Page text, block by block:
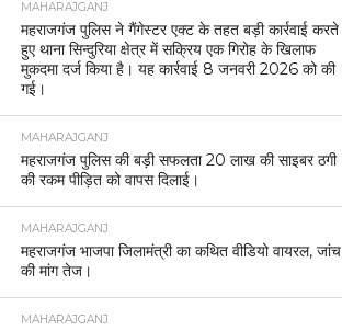
MAHARAJGANJ
महराजगंज पुलिस ने गैंगेस्टर एक्ट के तहत बड़ी कार्रवाई करते
हुए थाना सिन्दुरिया क्षेत्र में सक्रिय एक गिरोह के खिलाफ
मुकदमा दर्ज किया है। यह कार्रवाई 8 जनवरी 2026 को की
गई।
MAHARAJGANJ
महराजगंज पुलिस की बड़ी सफलता 20 लाख की साइबर ठगी
की रकम पीड़ित को वापस दिलाई।
MAHARAJGANJ
महराजगंज भाजपा जिलामंत्री का कथित वीडियो वायरल, जांच
की मांग तेज।
MAHARAJGANJ